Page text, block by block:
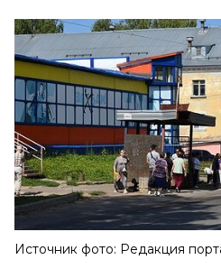
Источник фото: Редакция